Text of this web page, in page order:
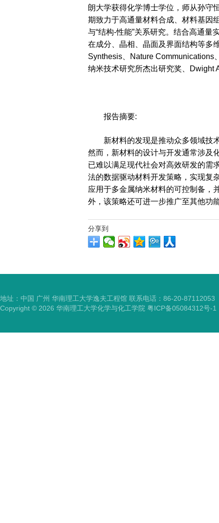
朗大学获得化学博士学位，师从孙守
期致力于高通量材料合成、材料基因
与“结构-性能”关系研究。结合高通
在成分、晶相、晶面及界面结构等多
Synthesis、Nature
纳米技术研究所杰出研究奖、Dwight
报告摘要:
新材料的发现是推动众多领域技
然而，新材料的设计与开发通常涉及
已难以满足现代社会对高效研发的需
法的数据驱动材料开发策略，实现复
应用于多金属纳米材料的可控制备，
外，该策略还可进一步推广至其他功
分享到
地址：中国 广州 华南理工大学逸夫工程馆 联系电话：86-20-87112053
Copyright © 2026 华南理工大学化学与化工学院 粤ICP备05084312号-1